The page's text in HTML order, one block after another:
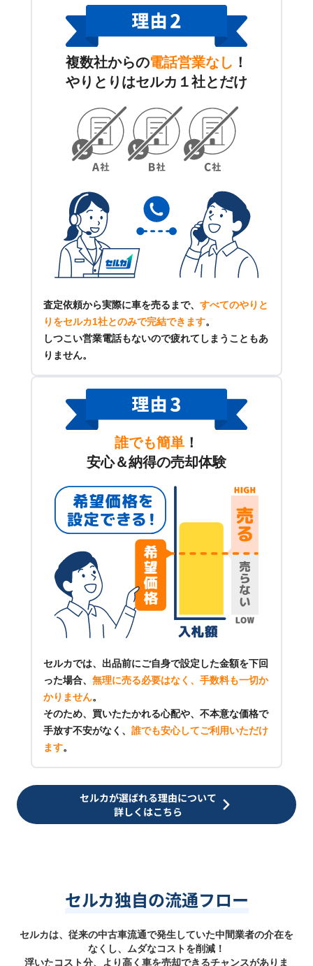
複数社からの電話営業なし ！
やりとりはセルカ１社とだけ
査定依頼から実際に車を売るまで、 すべてのやりと
りをセルカ1社とのみで完結できます。
しつこい営業電話もないので疲れてしまうこともあ
りません。
誰でも簡単 ！
安心＆納得の売却体験
セルカでは、出品前にご自身で設定した金額を下回
った場合、 無理に売る必要はなく、手数料も一切か
かりません。
そのため、買いたたかれる心配や、不本意な価格で
手放す不安がなく、 誰でも安心してご利用いただけ
ます。
セルカが選ばれる理由について
詳しくはこちら
セルカ独自の流通フロー
セルカは、従来の中古車流通で発生していた中間業者の介在を
なくし、ムダなコストを削減！
浮いたコスト分、より高く車を売却できるチャンスがありま